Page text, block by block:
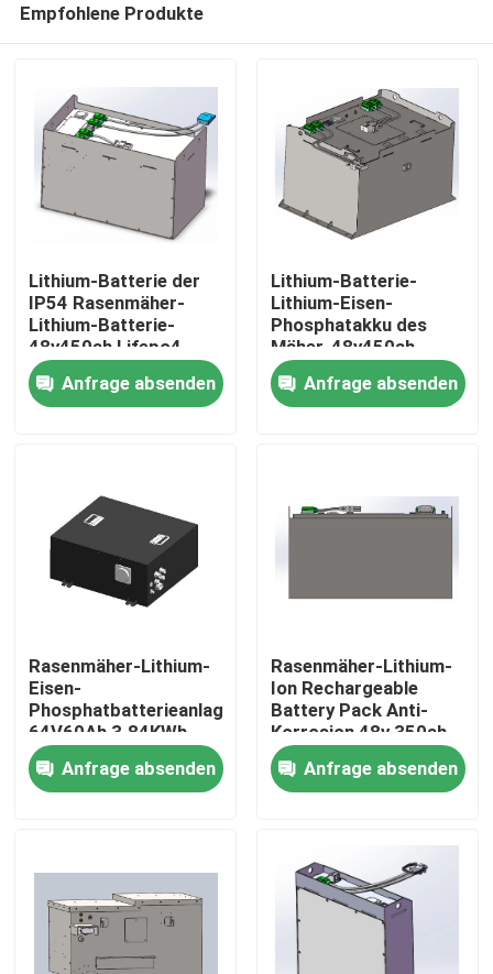
Haus
Produkte
Fabrik-Ausflug
Qualitätskontrolle
Treten Sie mit uns in Verbindung
Fordern Sie ein Zitat
Yacht-Lithium-Batterie
Energie-Speicher-Lithium-Batterie
Empfohlene Produkte
Lithium-Batterie der
IP54 Rasenmäher-
Lithium-Batterie-
48v450ah Lifepo4
Anfrage absenden
Lithium-Batterie-
Lithium-Eisen-
Phosphatakku des
Mäher-48v450ah
Anfrage absenden
Rasenmäher-Lithium-
Eisen-
Phosphatbatterieanlage
64V60Ah 3.84KWh
leichte
Anfrage absenden
Rasenmäher-Lithium-
Ion Rechargeable
Battery Pack Anti-
Korrosion 48v 350ah
Anfrage absenden